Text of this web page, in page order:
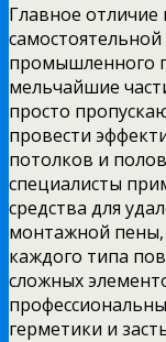
Главное отличие
промышленного
мельчайшие
просто
провести
потолков и
специалисты
средства для
монтажной пены,
каждого типа
сложных
герметики и